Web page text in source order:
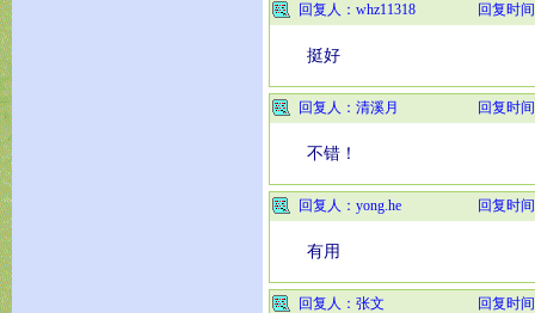
回复人：whz11318
回复时
挺好
回复人：清溪月 回复时
不错！
回复人：yong.he 回复时
有用
回复人：张文 回复时